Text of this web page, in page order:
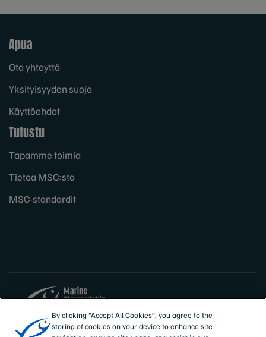
Apua
Ota yhteyttä
Yksityisyyden suoja
Käyttöehdot
Tutustu
Tapamme toimia
Tietoa MSC:sta
MSC-standardit
Sites
Suomi
By clicking “Accept All Cookies”, you agree to the
storing of cookies on your device to enhance site